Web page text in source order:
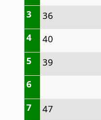
3
36
4
40
5
39
6
7
47